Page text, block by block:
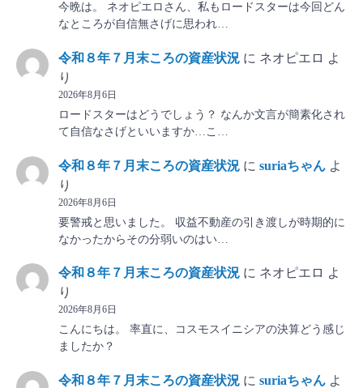
今晩は。 ネオピエロさん、私もロードスターは今回どん
なところが自信無さげに思われ…
令和８年７月末ころの資産状況 に ネオピエロ よ
り
2026年8月6日
ロードスターはどうでしょう？ なんか文言が簡素化され
て自信なさげといいますか…こ…
令和８年７月末ころの資産状況 に suriaちゃん よ
り
2026年8月6日
要警戒と思いました。 収益不動産の引き渡しが時期的に
なかったからその分弱いのはい…
令和８年７月末ころの資産状況 に ネオピエロ よ
り
2026年8月6日
こんにちは。 率直に、コスモスイニシアの決算どう感じ
ましたか？
令和８年７月末ころの資産状況 に suriaちゃん よ